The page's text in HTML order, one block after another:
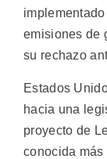
emisiones de
su rechazo
Estados
hacia una
proyecto de
conocida más